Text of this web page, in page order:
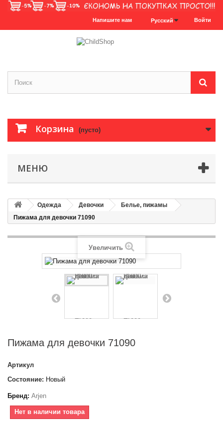
Войти
Русский
Напишите нам
Корзина (пусто)
МЕНЮ
Одежда Девочки
Белье, пижамы
Пижама для девочки 71090
Увеличить
Пижама для девочки 71090
Артикул
Состояние: Новый
Бренд: Arjen
Нет в наличии товара